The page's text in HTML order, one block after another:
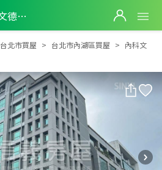
內科文德京華面河景美辦
內科文德京華面河景美辦
台北市買屋 台北市內湖區買屋
內科文